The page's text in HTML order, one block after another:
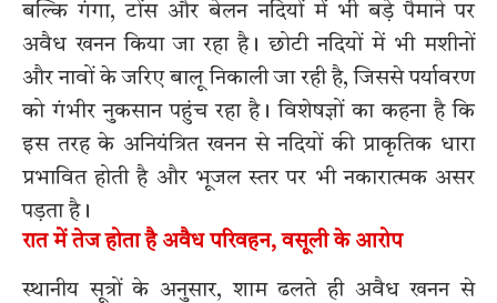
बल्कि गंगा, टोंस और बेलन नदियों में भी बड़े पैमाने पर
अवैध खनन किया जा रहा है। छोटी नदियों में भी मशीनों
और नावों के जरिए बालू निकाली जा रही है, जिससे पर्यावरण
को गंभीर नुकसान पहुंच रहा है। विशेषज्ञों का कहना है कि
इस तरह के अनियंत्रित खनन से नदियों की प्राकृतिक धारा
प्रभावित होती है और भूजल स्तर पर भी नकारात्मक असर
पड़ता है।
रात में तेज होता है अवैध परिवहन, वसूली के आरोप
स्थानीय सूत्रों के अनुसार, शाम ढलते ही अवैध खनन से